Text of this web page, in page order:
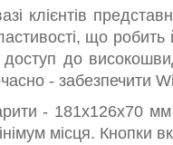
клієнтів
що
до
- забезпечити
- 181x126x70
місця. Кнопки